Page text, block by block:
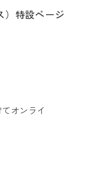
）特設ページ
オンライ